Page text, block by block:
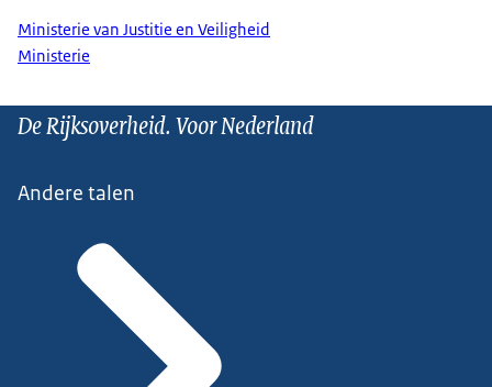
Ministerie van Justitie en Veiligheid
Ministerie
De Rijksoverheid. Voor Nederland
Andere talen